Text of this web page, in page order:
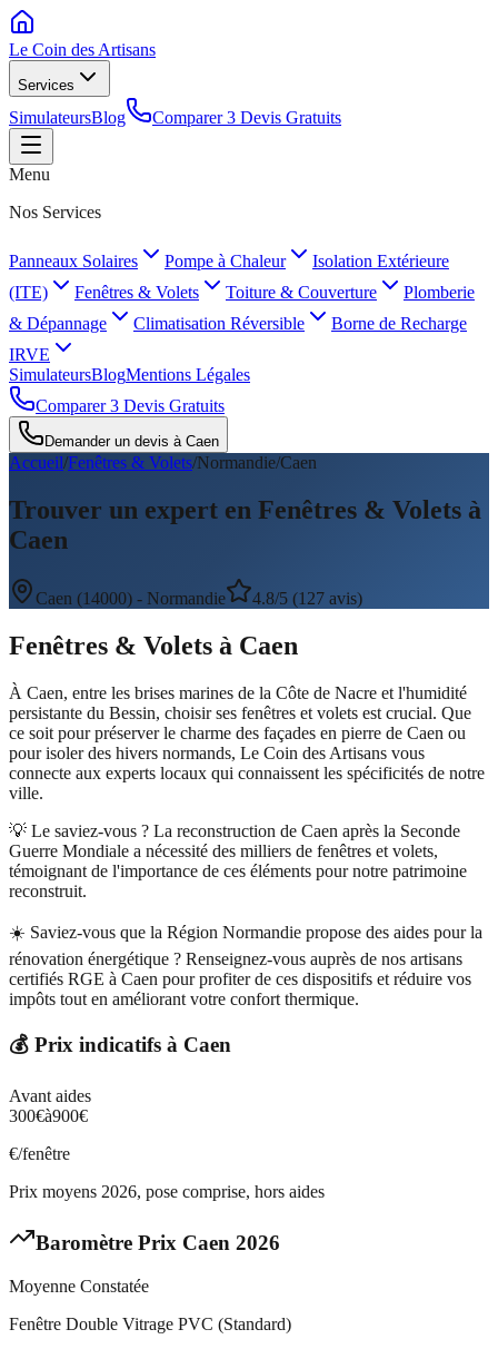
Le Coin des Artisans
Services
SimulateursBlog Comparer 3 Devis Gratuits
Menu
Nos Services
Panneaux Solaires Pompe à Chaleur
Isolation Extérieure
(ITE)
Fenêtres & Volets Toiture & Couverture
Plomberie
& Dépannage
Climatisation Réversible
Borne de Recharge
IRVE
SimulateursBlogMentions Légales
Comparer 3 Devis Gratuits
Demander un devis à Caen
Accueil/Fenêtres & Volets/Normandie/Caen
Trouver un expert en Fenêtres & Volets à
Caen
Caen (14000) - Normandie 4.8/5 (127 avis)
Fenêtres & Volets à Caen
À Caen, entre les brises marines de la Côte de Nacre et l'humidité
persistante du Bessin, choisir ses fenêtres et volets est crucial. Que
ce soit pour préserver le charme des façades en pierre de Caen ou
pour isoler des hivers normands, Le Coin des Artisans vous
connecte aux experts locaux qui connaissent les spécificités de notre
ville.
💡 Le saviez-vous ? La reconstruction de Caen après la Seconde
Guerre Mondiale a nécessité des milliers de fenêtres et volets,
témoignant de l'importance de ces éléments pour notre patrimoine
reconstruit.
☀️ Saviez-vous que la Région Normandie propose des aides pour la
rénovation énergétique ? Renseignez-vous auprès de nos artisans
certifiés RGE à Caen pour profiter de ces dispositifs et réduire vos
impôts tout en améliorant votre confort thermique.
💰 Prix indicatifs à Caen
Avant aides
300€à900€
€/fenêtre
Prix moyens 2026, pose comprise, hors aides
Baromètre Prix Caen 2026
Moyenne Constatée
Fenêtre Double Vitrage PVC (Standard)